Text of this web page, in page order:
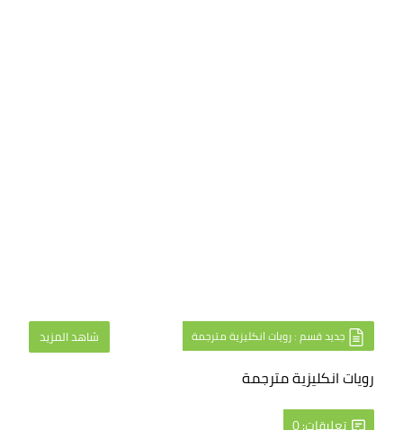
جديد قسم : رويات انكليزية مترجمة شاهد المزيد
رويات انكليزية مترجمة
تعليقات: 0